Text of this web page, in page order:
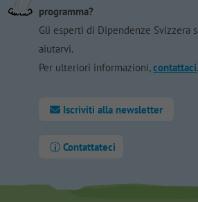
programma?
Gli esperti di Dipendenze Svizzera
aiutarvi.
Per ulteriori informazioni,contattaci.
Iscriviti alla newsletter
Contattateci